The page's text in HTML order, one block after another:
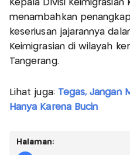
Kepala Divisi
menambahkan
keseriusan jajarannya
Keimigrasian di wilayah
Tangerang.
Lihat juga: Tegas, Jangan
Hanya Karena Bucin
Halaman: